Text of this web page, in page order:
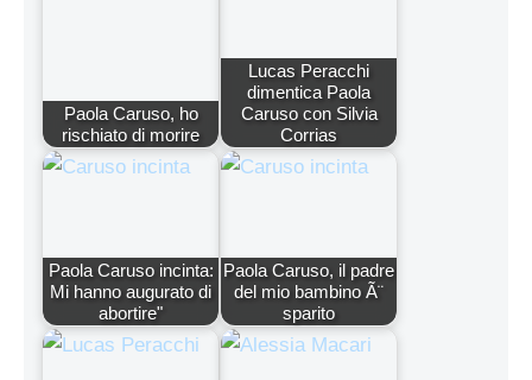
Paola Caruso, ho
rischiato di morire
Lucas Peracchi
dimentica Paola
Caruso con Silvia
Corrias
Paola Caruso incinta:
Mi hanno augurato di
abortire"
Paola Caruso, il padre
del mio bambino Ã¨
sparito